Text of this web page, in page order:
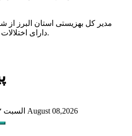
دارای اختلالات بینایی در این استان خبر داد.
السبت ۲۳ صفر ۱۴۴۸ August 08,2026